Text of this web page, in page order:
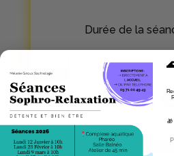
Durée de la
🎁